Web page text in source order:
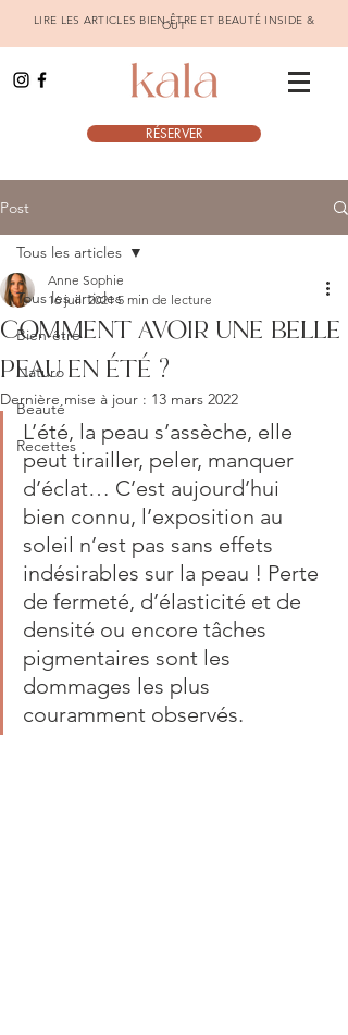
LIRE LES ARTICLES BIEN-ÊTRE ET BEAUTÉ INSIDE &
OUT
RÉSERVER
Post
Tous les articles
Bien-être
Naturo
Beauté
Recettes
Tous les articles
COMMENT AVOIR UNE BELLE
PEAU EN ÉTÉ ?
Anne Sophie
16 juil. 2021 5 min de lecture
Dernière mise à jour : 13 mars 2022
L’été, la peau s’assèche, elle
peut tirailler, peler, manquer
d’éclat… C’est aujourd’hui
bien connu, l’exposition au
soleil n’est pas sans effets
indésirables sur la peau ! Perte
de fermeté, d’élasticité et de
densité ou encore tâches
pigmentaires sont les
dommages les plus
couramment observés.